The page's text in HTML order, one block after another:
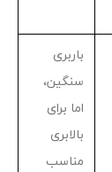
باربری
سنگین،
اما برای
بالابری
مناسب